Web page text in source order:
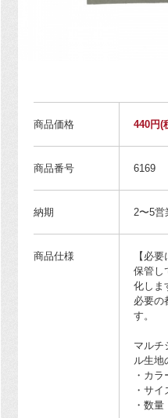
商品価格 440円(
商品番号 6169
納期 2〜5
商品仕様
【必
保管し
化しま
必要の
す。
マルチ
ル生地
・カ
・サ
・数量